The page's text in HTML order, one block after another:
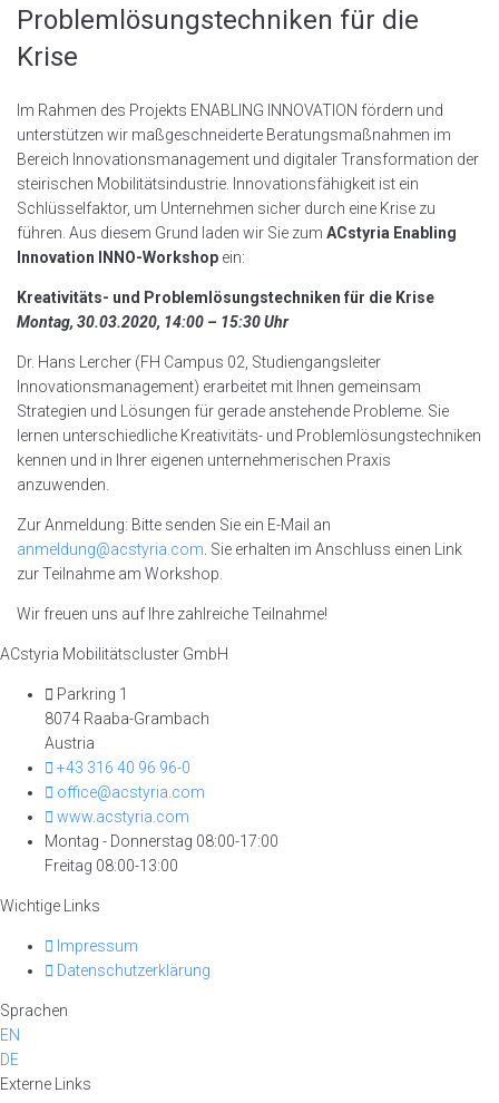
Problemlösungstechniken für die
Krise
Im Rahmen des Projekts ENABLING INNOVATION fördern und
unterstützen wir maßgeschneiderte Beratungsmaßnahmen im
Bereich Innovationsmanagement und digitaler Transformation der
steirischen Mobilitätsindustrie. Innovationsfähigkeit ist ein
Schlüsselfaktor, um Unternehmen sicher durch eine Krise zu
führen. Aus diesem Grund laden wir Sie zum ACstyria Enabling
Innovation INNO-Workshop ein:
Kreativitäts- und Problemlösungstechniken für die Krise
Montag, 30.03.2020, 14:00 – 15:30 Uhr
Dr. Hans Lercher (FH Campus 02, Studiengangsleiter
Innovationsmanagement) erarbeitet mit Ihnen gemeinsam
Strategien und Lösungen für gerade anstehende Probleme. Sie
lernen unterschiedliche Kreativitäts- und Problemlösungstechniken
kennen und in Ihrer eigenen unternehmerischen Praxis
anzuwenden.
Zur Anmeldung: Bitte senden Sie ein E-Mail an
anmeldung@acstyria.com . Sie erhalten im Anschluss einen Link
zur Teilnahme am Workshop.
Wir freuen uns auf Ihre zahlreiche Teilnahme!
ACstyria Mobilitätscluster GmbH
Parkring 1
8074 Raaba-Grambach
Austria
+43 316 40 96 96-0
office@acstyria.com
www.acstyria.com
Montag - Donnerstag 08:00-17:00
Freitag 08:00-13:00
Wichtige Links
Impressum
Datenschutzerklärung
Sprachen
EN
DE
Externe Links